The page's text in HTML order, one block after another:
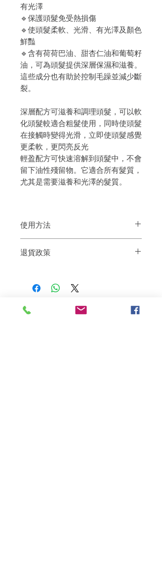
有光澤
🔹保護頭髮免受熱損傷
🔹使頭髮柔軟、光滑、有光澤及顏色
鮮豔
🔹含有荷荷巴油、甜杏仁油和葡萄籽
油，可為頭髮提供深層保濕和滋養。
這些成分也有助於控制毛躁並減少斷
裂。
深層配方可滋養和調理頭髮，可以軟
化頭髮較適合粗髮使用，同時使頭髮
在接觸時變得光滑，立即使頭髮感覺
更柔軟，更閃亮反光
輕盈配方可快速溶解到頭髮中，不會
留下油性殘留物。它適合所有髮質，
尤其是需要滋養和光澤的髮質。
使用方法
調理 - 在濕潤的頭髮上滴幾滴油，可產
定型 - 造型後塗抹，賦予頭髮額外光
退貨政策
到我們的產品後的前7天內通過電子郵件
費。謝謝。
相關產品